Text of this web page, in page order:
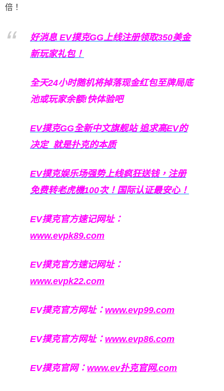
倍！
好消息 EV撲克GG上线注册领取350美金
新玩家礼包！
全天24小时随机将掉落现金红包至牌局底
池或玩家余额!快体验吧
EV撲克GG全新中文旗舰站追求高EV的
决定 就是扑克的本质
EV撲克娱乐场强势上线疯狂送钱，注册
免费转老虎機100次！国际认证最安心！
EV撲克官方速记网址：
www.evpk89.com
EV撲克官方速记网址：
www.evpk22.com
EV撲克官方网址： www.evp99.com
EV撲克官方网址： www.evp86.com
EV撲克官网： www.ev扑克官网.com